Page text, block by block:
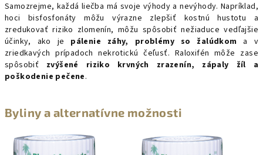
Samozrejme, každá liečba má svoje výhody a nevýhody. Napríklad,
hoci bisfosfonáty môžu výrazne zlepšiť kostnú hustotu a
zredukovať riziko zlomenín, môžu spôsobiť nežiaduce vedľajšie
účinky, ako je pálenie záhy, problémy so žalúdkom a v
zriedkavých prípadoch nekrotickú čeľusť. Raloxifén môže zase
spôsobiť zvýšené riziko krvných zrazenín, zápaly žíl a
poškodenie pečene.
Byliny a alternatívne možnosti